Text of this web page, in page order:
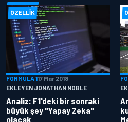
ÖZELLIK
FORMULA 117 Mar 2018
EKLEYEN JONATHAN NOBLE
Analiz: F1'deki bir sonraki
büyük şey "Yapay Zeka"
olacak